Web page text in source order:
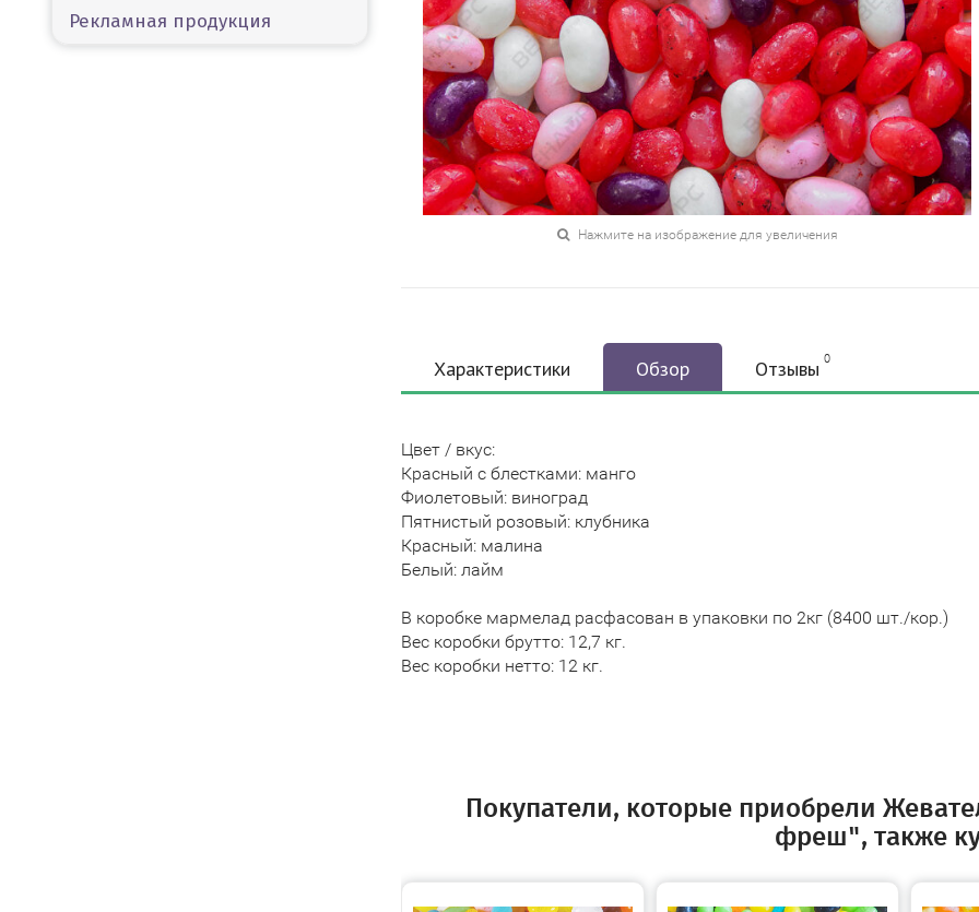
Рекламная продукция
Нажмите на изображение для увеличения
Характеристики Обзор Отзывы 0
Цвет / вкус:
Красный с блестками: манго
Фиолетовый: виноград
Пятнистый розовый: клубника
Красный: малина
Белый: лайм
В коробке мармелад расфасован в упаковки по 2кг (8400 шт./кор.)
Вес коробки брутто: 12,7 кг.
Вес коробки нетто: 12 кг.
Покупатели, которые приобрели
фреш", также